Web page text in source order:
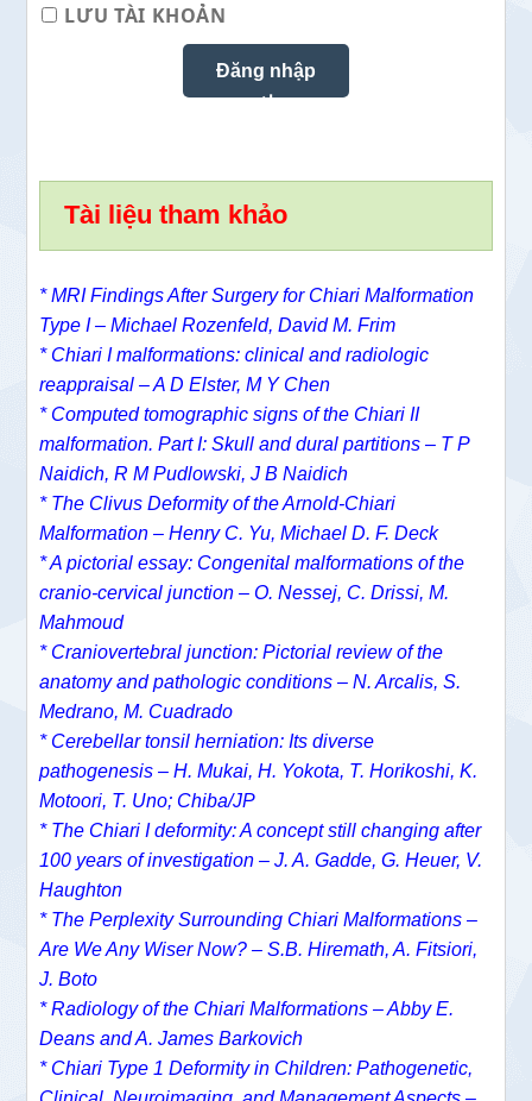
LƯU TÀI KHOẢN
Tài liệu tham khảo
*MRI Findings After Surgery for Chiari Malformation
Type I –Michael Rozenfeld,David M. Frim
* Chiari I malformations: clinical and radiologic
reappraisal – A D Elster, M Y Chen
* Computed tomographic signs of the Chiari II
malformation. Part I: Skull and dural partitions – T P
Naidich, R M Pudlowski, J B Naidich
* The Clivus Deformity of the Arnold-Chiari
Malformation – Henry C. Yu, Michael D. F. Deck
* A pictorial essay: Congenital malformations of the
cranio-cervical junction – O. Nessej, C. Drissi, M.
Mahmoud
* Craniovertebral junction: Pictorial review of the
anatomy and pathologic conditions – N. Arcalis, S.
Medrano, M. Cuadrado
* Cerebellar tonsil herniation: Its diverse
pathogenesis – H. Mukai, H. Yokota, T. Horikoshi, K.
Motoori, T. Uno; Chiba/JP
* The Chiari I deformity: A concept still changing after
100 years of investigation – J. A. Gadde, G. Heuer, V.
Haughton
* The Perplexity Surrounding Chiari Malformations –
Are We Any Wiser Now? – S.B. Hiremath, A. Fitsiori,
J. Boto
* Radiology of the Chiari Malformations – Abby E.
Deans and A. James Barkovich
* Chiari Type 1 Deformity in Children: Pathogenetic,